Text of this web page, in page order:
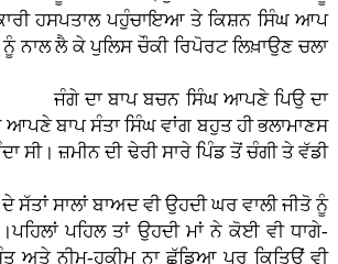
ਹਸਪਤਾਲ ਪਹੁੰਚਾਇਆ ਤੇ ਕਿਸ਼ਨ ਸਿੰਘ ਆਪ
ਨਾਲ ਲੈ ਕੇ ਪੁਲਿਸ ਚੌਕੀ ਰਿਪੋਰਟ ਲਿਖ਼ਾਉਣ ਚਲਾ
ਬਚਨ ਸਿੰਘ ਆਪਣੇ ਪਿਉ ਦਾ
ਬਾਪ ਸੰਤਾ ਸਿੰਘ ਵਾਂਗ ਬਹੁਤ ਹੀ ਭਲਾਮਾਣਸ
ਸੀ। ਜ਼ਮੀਨ ਦੀ ਢੇਰੀ ਸਾਰੇ ਪਿੰਡ ਤੋਂ ਚੰਗੀ ਤੇ ਵੱਡੀ
ਸਾਲਾਂ ਬਾਅਦ ਵੀ ਉਹਦੀ ਘਰ ਵਾਲੀ ਜੀਤੋ ਨੂੰ
ਪਹਿਲ ਤਾਂ ਉਹਦੀ ਮਾਂ ਨੇ ਕੋਈ ਵੀ ਧਾਗੇ-
ਅਤੇ ਨੀਮ-ਹਕੀਮ ਨਾ ਛੱਡਿਆ ਪਰ ਕਿਤਿਉਂ ਵੀ